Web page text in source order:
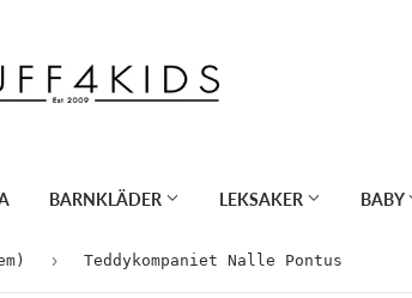
BARNKLÄDER LEKSAKER BABY
› Teddykompaniet Nalle Pontus